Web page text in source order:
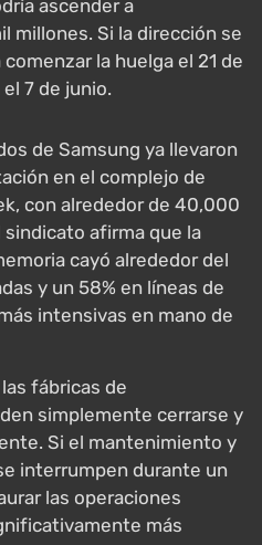
ascender a
millones. Si la dirección se
la huelga el 21 de
7 de junio.
de Samsung ya llevaron
en el complejo de
con alrededor de 40,000
afirma que la
cayó alrededor del
y un 58% en líneas de
intensivas en mano de
fábricas de
simplemente cerrarse y
Si el mantenimiento y
interrumpen durante un
las operaciones
más